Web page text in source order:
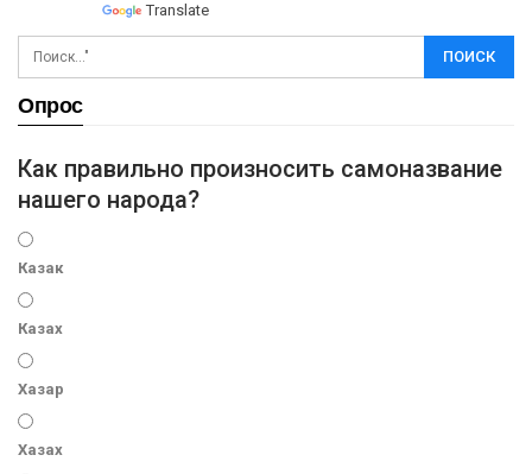
Translate
Опрос
Как правильно произносить самоназвание
нашего народа?
Казак
Казах
Хазар
Хазах